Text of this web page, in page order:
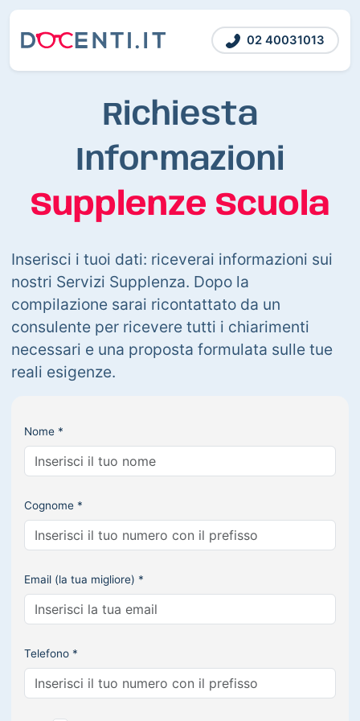
02 40031013
Richiesta
Informazioni
Supplenze Scuola
Inserisci i tuoi dati: riceverai informazioni sui
nostri Servizi Supplenza. Dopo la
compilazione sarai ricontattato da un
consulente per ricevere tutti i chiarimenti
necessari e una proposta formulata sulle tue
reali esigenze.
Nome *
Cognome *
Email (la tua migliore) *
Telefono *